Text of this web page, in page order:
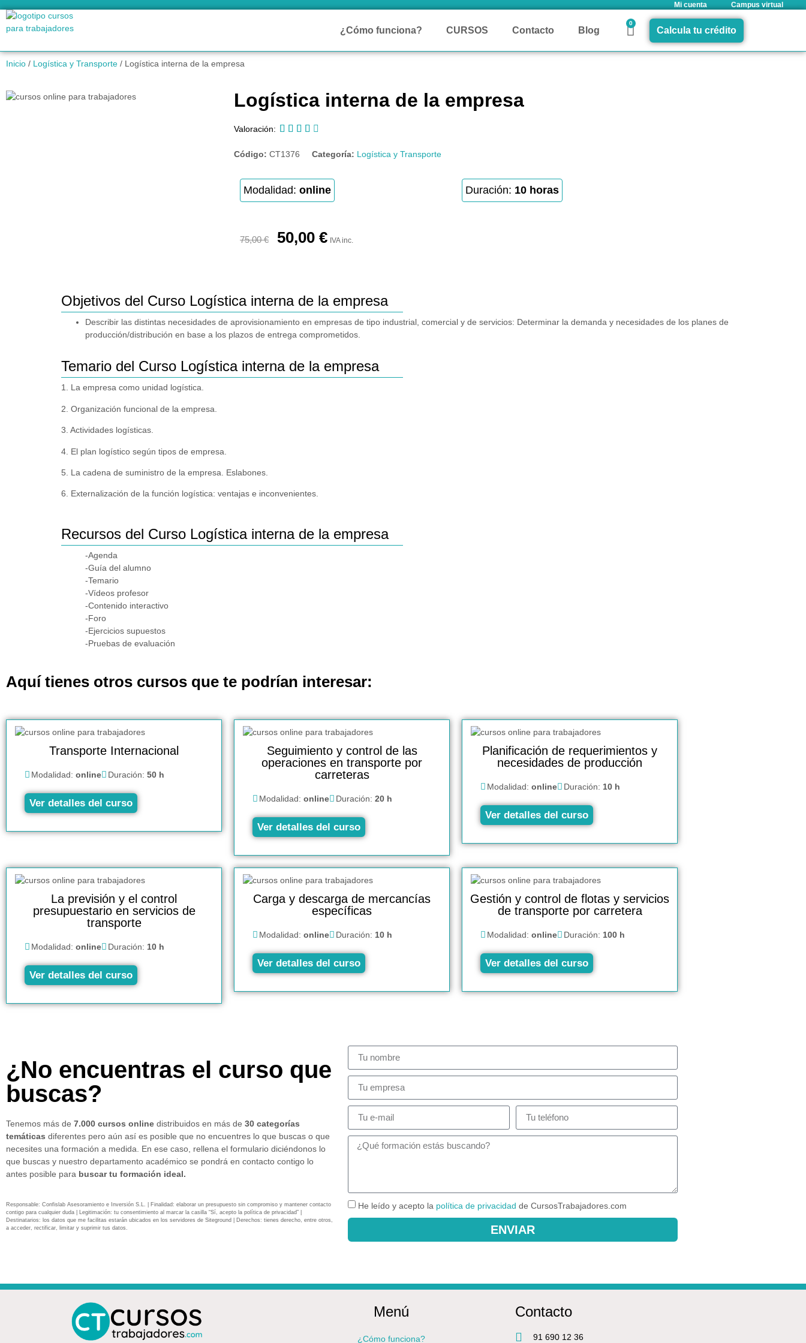
Mi cuenta Campus virtual
¿Cómo funciona? CURSOS Contacto Blog
0
Calcula tu crédito
Inicio / Logística y Transporte / Logística interna de la empresa
Logística interna de la empresa
Valoración:     
Código: CT1376 Categoría: Logística y Transporte
Modalidad: online Duración: 10 horas
75,00€ 50,00 € IVA inc.
Objetivos del Curso Logística interna de la empresa
Describir las distintas necesidades de aprovisionamiento en empresas de tipo industrial, comercial y de servicios: Determinar la demanda y necesidades de los planes de
producción/distribución en base a los plazos de entrega comprometidos.
Temario del Curso Logística interna de la empresa
1. La empresa como unidad logística.
2. Organización funcional de la empresa.
3. Actividades logísticas.
4. El plan logístico según tipos de empresa.
5. La cadena de suministro de la empresa. Eslabones.
6. Externalización de la función logística: ventajas e inconvenientes.
Recursos del Curso Logística interna de la empresa
-Agenda
-Guía del alumno
-Temario
-Vídeos profesor
-Contenido interactivo
-Foro
-Ejercicios supuestos
-Pruebas de evaluación
Aquí tienes otros cursos que te podrían interesar:
Transporte Internacional
Modalidad: online Duración: 50 h
Ver detalles del curso
Seguimiento y control de las
operaciones en transporte por
carreteras
Modalidad: online Duración: 20 h
Ver detalles del curso
Planificación de requerimientos y
necesidades de producción
Modalidad: online Duración: 10 h
Ver detalles del curso
La previsión y el control
presupuestario en servicios de
transporte
Modalidad: online Duración: 10 h
Ver detalles del curso
Carga y descarga de mercancías
específicas
Modalidad: online Duración: 10 h
Ver detalles del curso
Gestión y control de flotas y servicios
de transporte por carretera
Modalidad: online Duración: 100 h
Ver detalles del curso
¿No encuentras el curso que
buscas?
Tenemos más de 7.000 cursos online distribuidos en más de 30 categorías
temáticas diferentes pero aún así es posible que no encuentres lo que buscas o que
necesites una formación a medida. En ese caso, rellena el formulario diciéndonos lo
que buscas y nuestro departamento académico se pondrá en contacto contigo lo
antes posible para buscar tu formación ideal.
Responsable: Confislab Asesoramiento e Inversión S.L. | Finalidad: elaborar un presupuesto sin compromiso y mantener contacto
contigo para cualquier duda | Legitimación: tu consentimiento al marcar la casilla “Sí, acepto la política de privacidad” |
Destinatarios: los datos que me facilitas estarán ubicados en los servidores de Siteground | Derechos: tienes derecho, entre otros,
a acceder, rectificar, limitar y suprimir tus datos.
He leído y acepto la política de privacidad de CursosTrabajadores.com
ENVIAR
Menú
¿Cómo funciona?
Contacto
91 690 12 36